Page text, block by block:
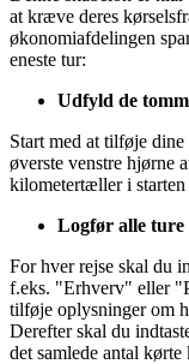
at kræve deres
økonomiafdelingen
eneste tur:
Udfyld de
Start med at tilføje
øverste venstre hjørne
kilometertæller i starten
Logfør alle ture
For hver rejse skal du
f.eks. "Erhverv" eller
tilføje oplysninger om
Derefter skal du
det samlede antal kørte